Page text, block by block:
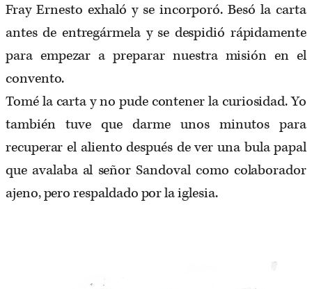
Fray Ernesto exhaló y se incorporó. Besó la carta
antes de entregármela y se despidió rápidamente
para empezar a preparar nuestra misión en el
convento.
Tomé la carta y no pude contener la curiosidad. Yo
también tuve que darme unos minutos para
recuperar el aliento después de ver una bula papal
que avalaba al señor Sandoval como colaborador
ajeno, pero respaldado por la iglesia.